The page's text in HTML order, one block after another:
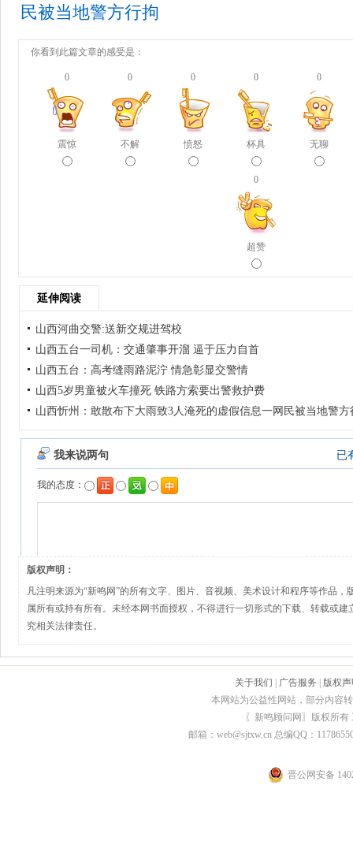
民被当地警方行拘
你看到此篇文章的感受是：
0
震惊
0
不解
0
愤怒
0
杯具
0
无聊
0
超赞
延伸阅读
山西河曲交警:送新交规进驾校
山西五台一司机：交通肇事开溜 逼于压力自首
山西五台：高考缝雨路泥泞 情急彰显交警情
山西5岁男童被火车撞死 铁路方索要出警救护费
山西忻州：敢散布下大雨致3人淹死的虚假信息一网民被当地警方
版权声明：
凡注明来源为“新鸣网”的所有文字、图片、音视频、美术设计和程序等作品，
属所有或持有所有。未经本网书面授权，不得进行一切形式的下载、转载或
究相关法律责任。
关于我们 广告服务
版权
本网站为公益性网站，部分内容
〖新鸣顾问网〗版权所
邮箱：web@sjtxw.cn 总编QQ：
晋公网安备